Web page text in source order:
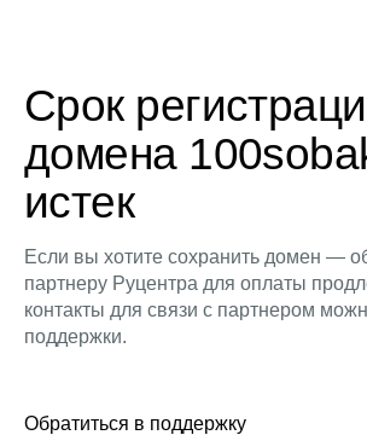
Срок
домена
истек
Если вы хотите сохранить домен —
партнеру Руцентра для оплаты
контакты для связи с партнером
поддержки.
Обратиться в поддержку